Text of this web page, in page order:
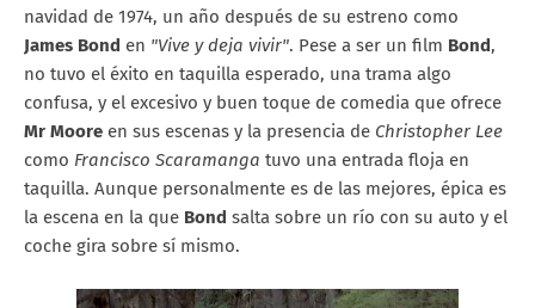
navidad de 1974, un año después de su estreno como
James Bond en "Vive y deja vivir". Pese a ser un film Bond,
no tuvo el éxito en taquilla esperado, una trama algo
confusa, y el excesivo y buen toque de comedia que ofrece
Mr Moore en sus escenas y la presencia de Christopher Lee
como Francisco Scaramanga tuvo una entrada floja en
taquilla. Aunque personalmente es de las mejores, épica es
la escena en la que Bond salta sobre un río con su auto y el
coche gira sobre sí mismo.